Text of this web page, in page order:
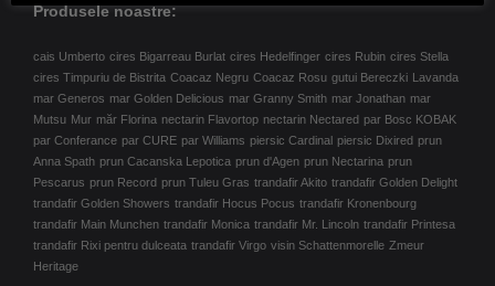
Produsele noastre:
cais Umberto cires Bigarreau Burlat cires Hedelfinger cires Rubin cires Stella
cires Timpuriu de Bistrita Coacaz Negru Coacaz Rosu gutui Bereczki Lavanda
mar Generos mar Golden Delicious mar Granny Smith mar Jonathan mar
Mutsu Mur măr Florina nectarin Flavortop nectarin Nectared par Bosc KOBAK
par Conferance par CURE par Williams piersic Cardinal piersic Dixired prun
Anna Spath prun Cacanska Lepotica prun d'Agen prun Nectarina prun
Pescarus prun Record prun Tuleu Gras trandafir Akito trandafir Golden Delight
trandafir Golden Showers trandafir Hocus Pocus trandafir Kronenbourg
trandafir Main Munchen trandafir Monica trandafir Mr. Lincoln trandafir Printesa
trandafir Rixi pentru dulceata trandafir Virgo visin Schattenmorelle Zmeur
Heritage